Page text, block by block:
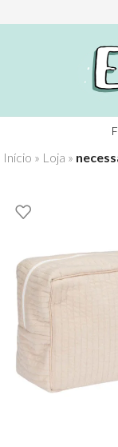
Início » Loja »